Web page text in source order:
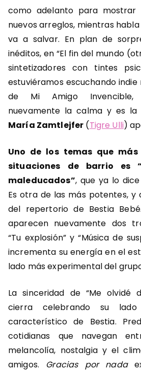
como adelanto para mostrar
nuevos arreglos, mientras
va a salvar. En plan de
inéditos, en “El fin del mundo
sintetizadores con tintes
estuviéramos escuchando
de Mi Amigo Invencible,
nuevamente la calma y es
María Zamtlejfer (Tigre Ulli)
Uno de los temas que
situaciones de barrio es
maleducados”, que ya lo
Es otra de las más potentes, y
del repertorio de Bestia
aparecen nuevamente dos
“Tu explosión” y “Música de
incrementa su energía en el
lado más experimental del
La sinceridad de “Me olvidé
cierra celebrando su
característico de Bestia.
cotidianas que navegan
melancolía, nostalgia y el
amigos. Gracias por nada